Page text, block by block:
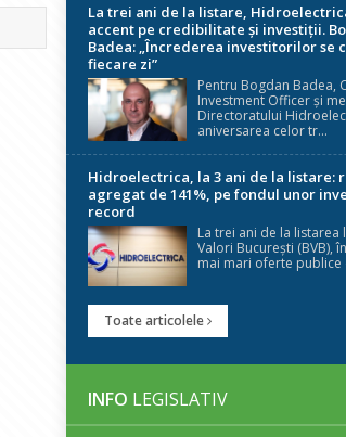
La trei ani de la listare,
accent pe credibilitate și investiții.
Badea: „Încrederea investitorilor se
fiecare zi”
Pentru Bogdan Badea,
Investment Officer și
Directoratului
aniversarea celor tr...
Hidroelectrica, la 3 ani de la listare:
agregat de 141%, pe fondul unor
record
La trei ani de la listarea
Valori București (BVB),
mai mari oferte publice
Toate articolele
INFO LEGISLATIV